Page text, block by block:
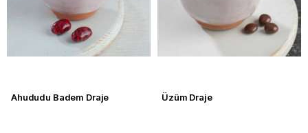
Ahududu Badem Draje Üzüm Draje